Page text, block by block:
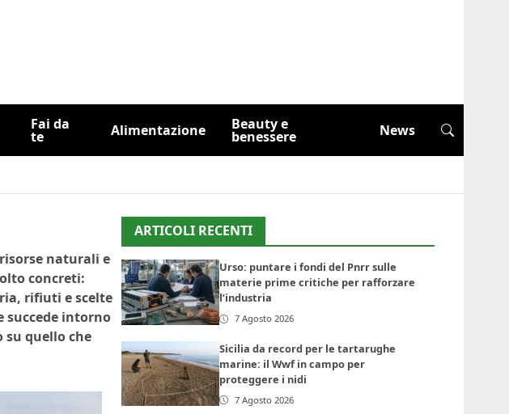
Fai da
te Alimentazione Beauty e
benessere News
naturali e
concreti:
rifiuti e scelte
succede intorno
su quello che
ARTICOLI RECENTI
Urso: puntare i fondi del Pnrr sulle
materie prime critiche per rafforzare
l’industria
7 Agosto 2026
Sicilia da record per le tartarughe
marine: il Wwf in campo per
proteggere i nidi
7 Agosto 2026